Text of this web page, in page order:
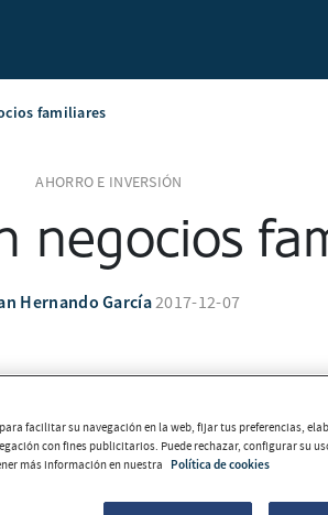
familiares
AHORRO E INVERSIÓN
negocios
Hernando García2017-12-07
facilitar su navegación en la web, fijar tus preferencias,
con fines publicitarios. Puede rechazar, configurar su
más información en nuestra
Política de cookies